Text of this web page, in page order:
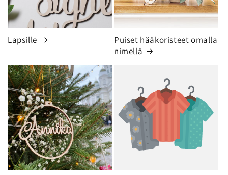
Lapsille
Puiset hääkoristeet omalla
nimellä